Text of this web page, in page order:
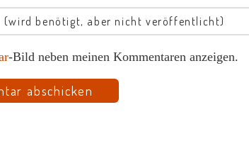
-Bild neben meinen Kommentaren anzeigen.